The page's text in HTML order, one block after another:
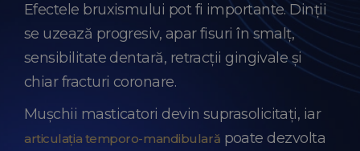
Efectele bruxismului pot fi importante. Dinții
se uzează progresiv, apar fisuri în smalț,
sensibilitate dentară, retracții gingivale și
chiar fracturi coronare.
Mușchii masticatori devin suprasolicitați, iar
articulația temporo-mandibulară poate dezvolta